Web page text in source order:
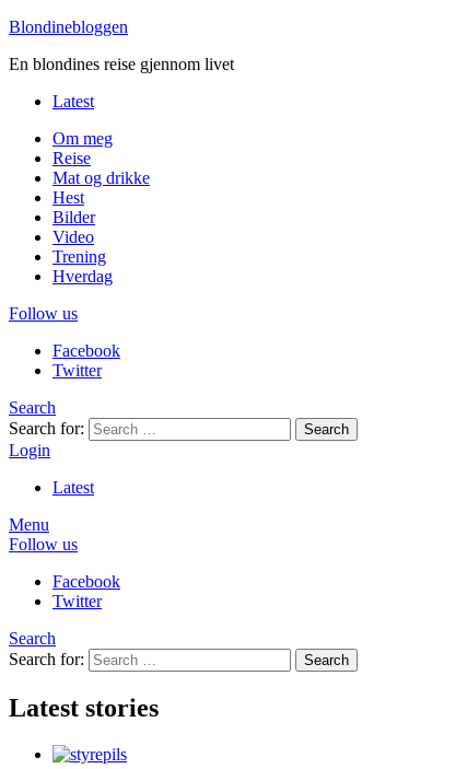
Blondinebloggen
En blondines reise gjennom livet
Latest
Om meg
Reise
Mat og drikke
Hest
Bilder
Video
Trening
Hverdag
Follow us
Facebook
Twitter
Search
Search for:
Search
Login
Latest
Menu
Follow us
Facebook
Twitter
Search
Search for:
Search
Latest stories